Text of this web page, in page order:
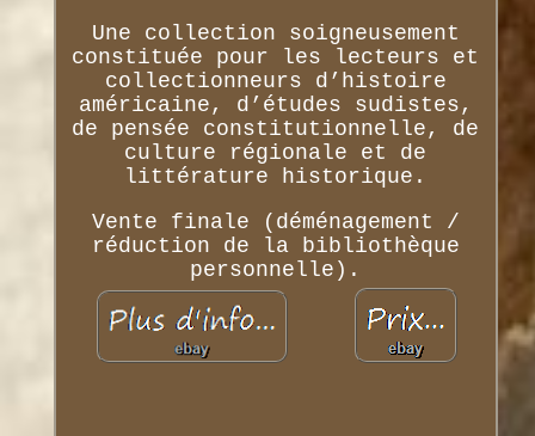
Une collection soigneusement
constituée pour les lecteurs et
collectionneurs d’histoire
américaine, d’études sudistes,
de pensée constitutionnelle, de
culture régionale et de
littérature historique.
Vente finale (déménagement /
réduction de la bibliothèque
personnelle).